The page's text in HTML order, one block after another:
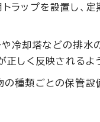
ラップを設置し、
冷却塔などの排水
しく反映されるよ
種類ごとの保管設